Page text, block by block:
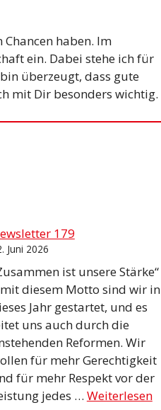
haben. Im
ein. Dabei stehe ich für
überzeugt, dass gute
mit Dir besonders wichtig.
179
Juni 2026
ist unsere Stärke“
diesem Motto sind wir in
Jahr gestartet, und es
uns auch durch die
Reformen. Wir
für mehr Gerechtigkeit
für mehr Respekt vor der
jedes … Weiterlesen